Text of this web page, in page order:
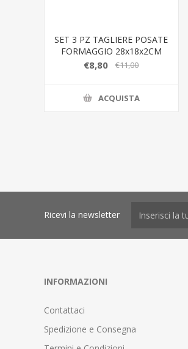
SET 3 PZ TAGLIERE POSATE
FORMAGGIO 28x18x2CM
C/COLOR
€8,80 €11,00
ACQUISTA
Ricevi la newsletter
INFORMAZIONI
Contattaci
Spedizione e Consegna